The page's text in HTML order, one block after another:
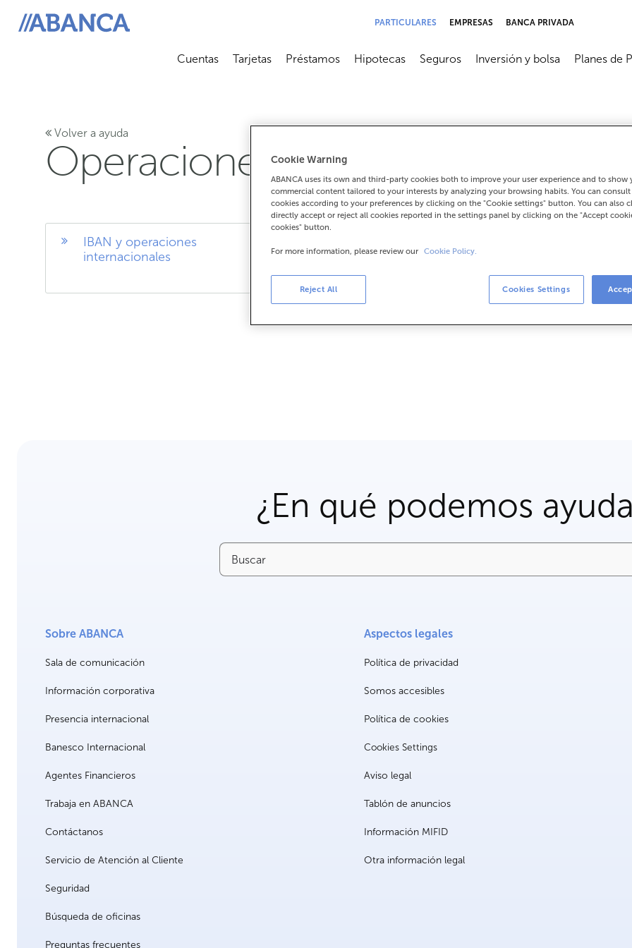
ABANCA
PARTICULARES EMPRESAS BANCA PRIVADA
Cuentas
Abrir submenú
Tarjetas
Abrir submenú
Préstamos
Abrir submenú
Hipotecas
Abrir submenú
Seguros
Abrir submenú
Inversión y bolsa
Abrir
Planes de
Volver a ayuda
Operaciones habituales
IBAN y operaciones
internacionales
extranjero
¿En qué podemos
Buscar
Sobre ABANCA
Sala de comunicación
Información corporativa
Presencia internacional
Banesco Internacional
Agentes Financieros
Trabaja en ABANCA
Contáctanos
Servicio de Atención al Cliente
Seguridad
Búsqueda de oficinas
Preguntas frecuentes
Aspectos legales
Política de privacidad
Somos accesibles
Política de cookies
Cookies Settings
Aviso legal
Tablón de anuncios
Información MIFID
Otra información legal
Cookie Warning
ABANCA uses its own and third-party cookies both to improve your user experience and to show
commercial content tailored to your interests by analyzing your browsing habits. You can
cookies according to your preferences by clicking on the "Cookie settings" button. You can also
directly accept or reject all cookies reported in the settings panel by clicking on the "Accept
cookies" button.
For more information, please review our Cookie Policy.
Reject All Cookies Settings